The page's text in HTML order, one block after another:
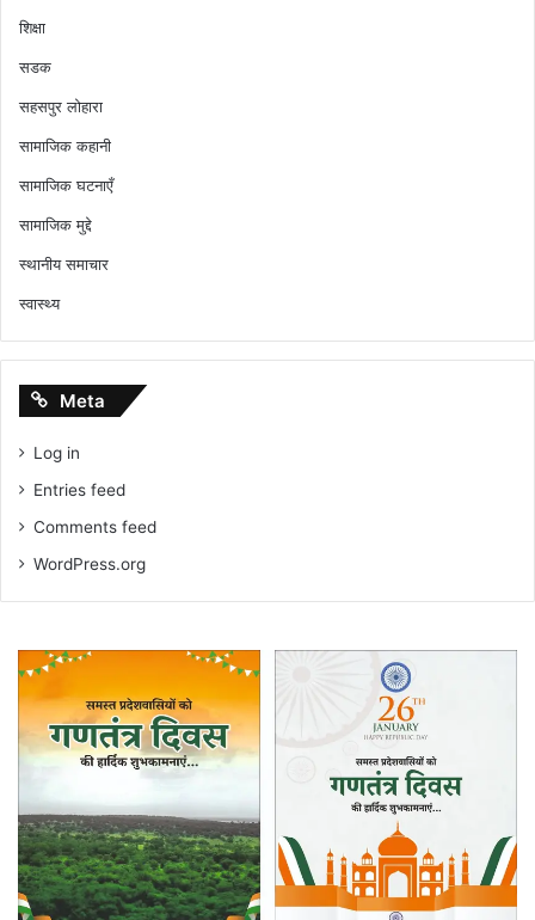
शिक्षा
सडक
सहसपुर लोहारा
सामाजिक कहानी
सामाजिक घटनाएँ
सामाजिक मुद्दे
स्थानीय समाचार
स्वास्थ्य
Meta
Log in
Entries feed
Comments feed
WordPress.org